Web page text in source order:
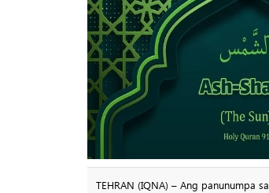
TEHRAN (IQNA) – Ang panunumpa